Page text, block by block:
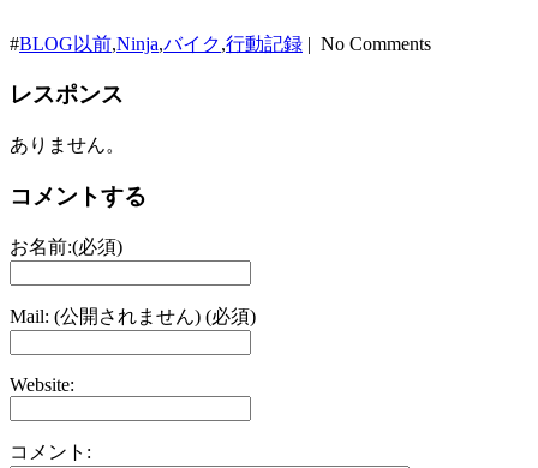
#BLOG以前,Ninja,バイク,行動記録 | No Comments
レスポンス
ありません。
コメントする
お名前:(必須)
Mail: (公開されません) (必須)
Website:
コメント: